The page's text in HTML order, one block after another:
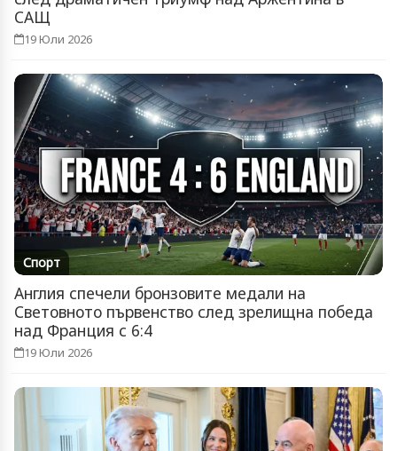
САЩ
19 Юли 2026
Спорт
Англия спечели бронзовите медали на
Световното първенство след зрелищна победа
над Франция с 6:4
19 Юли 2026